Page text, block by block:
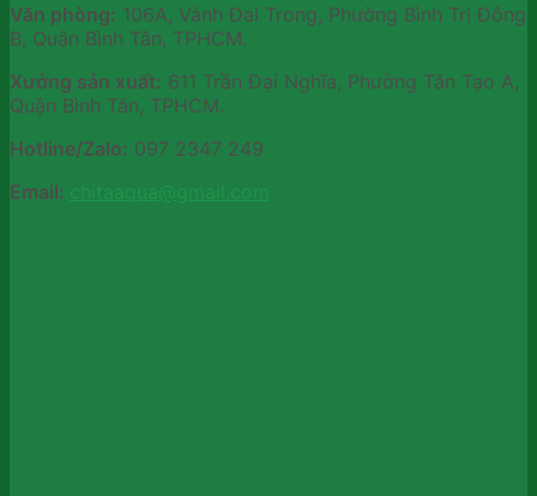
Văn phòng: 106A, Vành Đai Trong, Phường Bình Trị Đông
B, Quận Bình Tân, TPHCM.
Xưởng sản xuất: 611 Trần Đại Nghĩa, Phường Tân Tạo A,
Quận Bình Tân, TPHCM.
Hotline/Zalo: 097 2347 249
Email: